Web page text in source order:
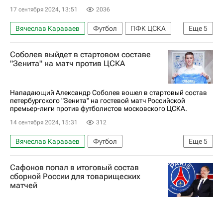
17 сентября 2024, 13:51 2036
Еще5
Вячеслав Караваев Футбол
ПФК ЦСКА
Зенит
Алексей Сухой
Нуралы Алип
Российский футбольный союз (РФС)
Соболев выйдет в стартовом составе
"Зенита" на матч против ЦСКА
Нападающий Александр Соболев вошел в стартовый состав
петербургского "Зенита" на гостевой матч Российской
премьер-лиги против футболистов московского ЦСКА.
14 сентября 2024, 15:31 312
Еще5
Вячеслав Караваев
Футбол
Александр Соболев
Зенит
ПФК ЦСКА
Трансферы в РПЛ
РПЛ 2026-2027 (Чемпионат России по футболу)
Сафонов попал в итоговый состав
сборной России для товарищеских
матчей